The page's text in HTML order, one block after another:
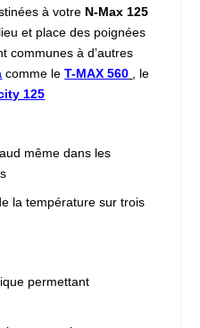
à votre N-Max 125
et place des poignées
communes à d’autres
comme leT-MAX 560
, le
125
même dans les
la température sur trois
permettant